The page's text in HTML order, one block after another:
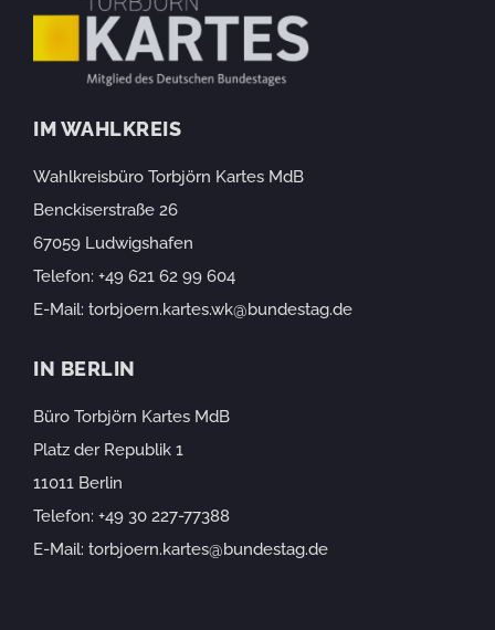
IM WAHLKREIS
Wahlkreisbüro Torbjörn Kartes MdB
Benckiserstraße 26
67059 Ludwigshafen
Telefon: +49 621 62 99 604
E-Mail: torbjoern.kartes.wk@bundestag.de
IN BERLIN
Büro Torbjörn Kartes MdB
Platz der Republik 1
11011 Berlin
Telefon: +49 30 227-77388
E-Mail: torbjoern.kartes@bundestag.de